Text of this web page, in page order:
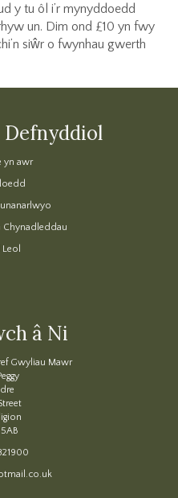
y tu ôl i’r mynyddoedd
un. Dim ond £10 yn fwy
siŵr o fwynhau gwerth
Defnyddiol
yn awr
Chynadleddau
â Ni
Gwyliau Mawr
5AB